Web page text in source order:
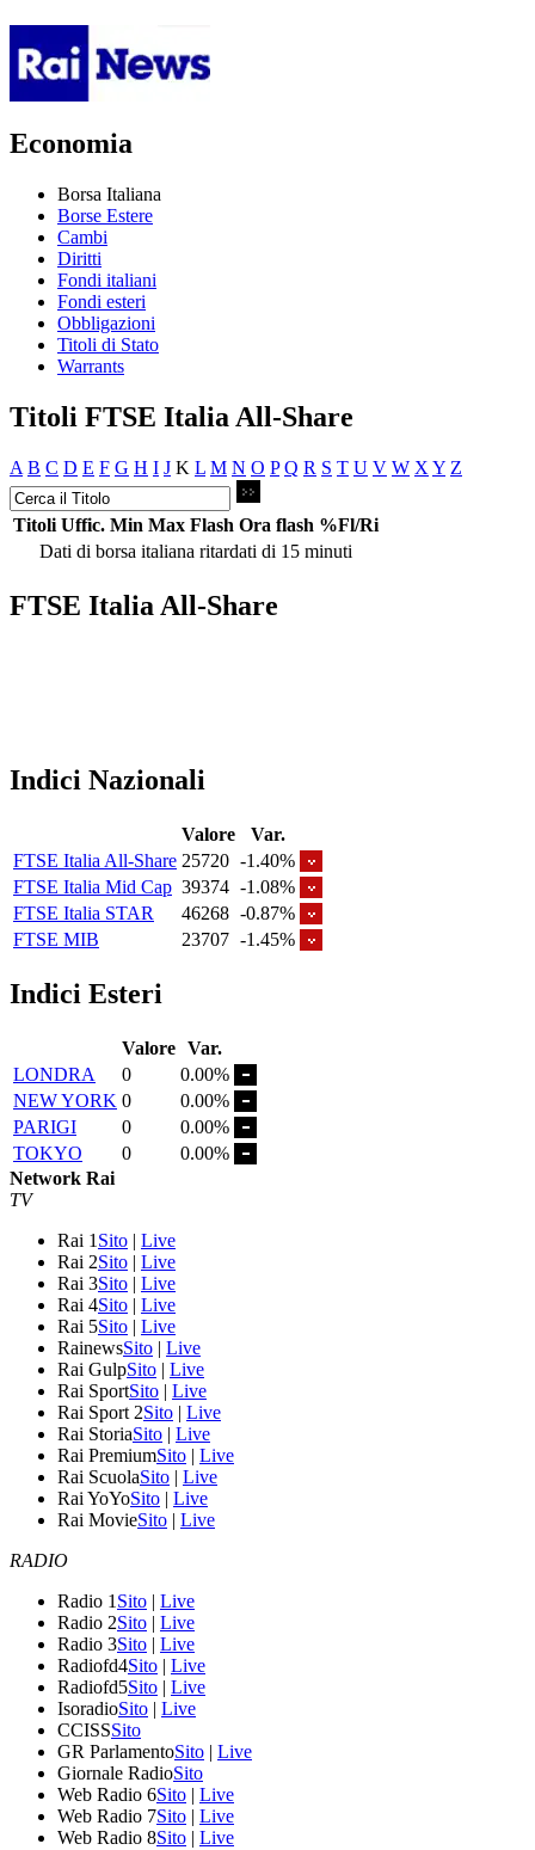
Economia
Borsa Italiana
Borse Estere
Cambi
Diritti
Fondi italiani
Fondi esteri
Obbligazioni
Titoli di Stato
Warrants
Titoli FTSE Italia All-Share
A B C D E F G H I J K L M N O P Q R S T U V W X Y Z
Titoli Uffic. Min Max Flash Ora flash %Fl/Ri
Dati di borsa italiana ritardati di 15 minuti
FTSE Italia All-Share
Indici Nazionali
Valore
Var.
FTSE Italia All-Share 25720 -1.40%
FTSE Italia Mid Cap 39374 -1.08%
FTSE Italia STAR
46268 -0.87%
FTSE MIB
23707 -1.45%
Indici Esteri
Valore Var.
LONDRA
0
0.00%
NEW YORK 0
0.00%
PARIGI
0
0.00%
TOKYO
0
0.00%
Network Rai
TV
Rai 1 Sito | Live
Rai 2Sito | Live
Rai 3Sito | Live
Rai 4Sito | Live
Rai 5Sito | Live
RainewsSito | Live
Rai GulpSito | Live
Rai SportSito | Live
Rai Sport 2Sito | Live
Rai StoriaSito | Live
Rai PremiumSito | Live
Rai ScuolaSito | Live
Rai YoYoSito | Live
Rai MovieSito | Live
RADIO
Radio 1 Sito | Live
Radio 2Sito | Live
Radio 3Sito | Live
Radiofd4Sito | Live
Radiofd5Sito | Live
IsoradioSito | Live
CCISSSito
GR ParlamentoSito | Live
Giornale RadioSito
Web Radio 6Sito | Live
Web Radio 7Sito | Live
Web Radio 8Sito | Live